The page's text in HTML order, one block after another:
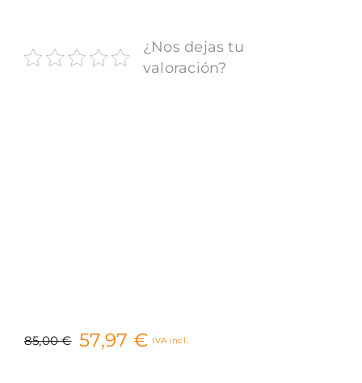
¿Nos dejas tu
valoración?
85,00€
El
57,97€
El
IVA incl.